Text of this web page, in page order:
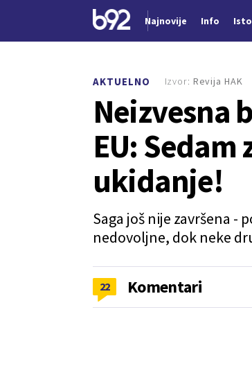
Najnovije Info
AKTUELNO
Neizvesna
EU:
ukidanje!
Saga još nije završena -
nedovoljne, dok neke
Izvor: Revija HAK
22 Komentari